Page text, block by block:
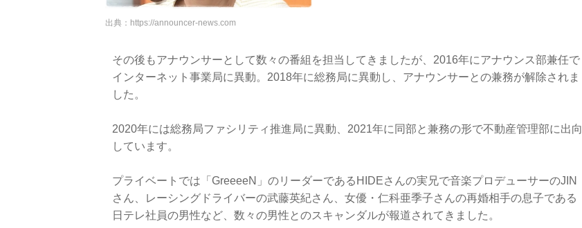
出典： https://announcer-news.com
その後もアナウンサーとして数々の番組を担当してきましたが、2016年にアナウンス部兼任で
インターネット事業局に異動。2018年に総務局に異動し、アナウンサーとの兼務が解除されま
した。
2020年には総務局ファシリティ推進局に異動、2021年に同部と兼務の形で不動産管理部に出向
しています。
プライベートでは「GreeeeN」のリーダーであるHIDEさんの実兄で音楽プロデューサーのJIN
さん、レーシングドライバーの武藤英紀さん、女優・仁科亜季子さんの再婚相手の息子である
日テレ社員の男性など、数々の男性とのスキャンダルが報道されてきました。